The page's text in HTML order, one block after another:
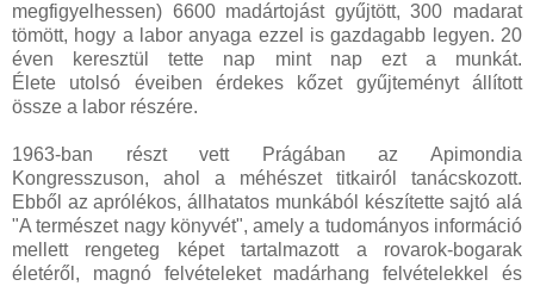
megfigyelhessen) 6600 madártojást gyűjtött, 300 madarat
tömött, hogy a labor anyaga ezzel is gazdagabb legyen. 20
éven keresztül tette nap mint nap ezt a munkát.
Élete utolsó éveiben érdekes kőzet gyűjteményt állított
össze a labor részére.
1963-ban részt vett Prágában az Apimondia
Kongresszuson, ahol a méhészet titkairól tanácskozott.
Ebből az aprólékos, állhatatos munkából készítette sajtó alá
"A természet nagy könyvét", amely a tudományos információ
mellett rengeteg képet tartalmazott a rovarok-bogarak
életéről, magnó felvételeket madárhang felvételekkel és